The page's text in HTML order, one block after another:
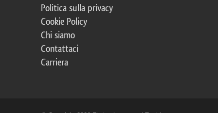
Politica sulla privacy
Cookie Policy
Chi siamo
Contattaci
Carriera